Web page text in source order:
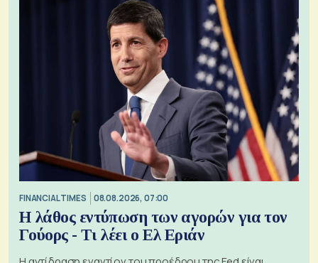
FINANCIAL TIMES 08.08.2026, 07:00
Η λάθος εντύπωση των αγορών για τον
Γούορς - Τι λέει ο Ελ Εριάν